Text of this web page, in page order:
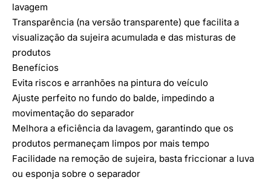
lavagem
Transparência (na versão transparente) que facilita a
visualização da sujeira acumulada e das misturas de
produtos
Benefícios
Evita riscos e arranhões na pintura do veículo
Ajuste perfeito no fundo do balde, impedindo a
movimentação do separador
Melhora a eficiência da lavagem, garantindo que os
produtos permaneçam limpos por mais tempo
Facilidade na remoção de sujeira, basta friccionar a luva
ou esponja sobre o separador